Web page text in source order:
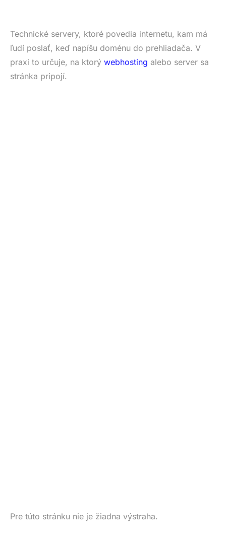
Technické servery, ktoré povedia internetu, kam má
ľudí poslať, keď napíšu doménu do prehliadača. V
praxi to určuje, na ktorý webhosting alebo server sa
stránka pripojí.
Pre túto stránku nie je žiadna výstraha.